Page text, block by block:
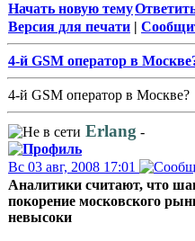
Начать новую тему
Версия для печати |
4-й GSM оператор в
4-й GSM оператор в Москве?
Erlang -
Вс 03 авг, 2008 17:01
Аналитики считают, что
покорение московского
невысоки